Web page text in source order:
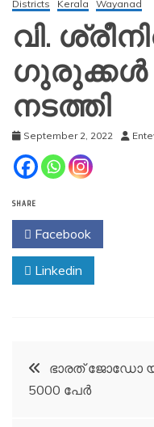
Districts Kerala Wayanad
വി.
നടത്തി
September 2, 2022
SHARE
Facebook
Linkedin
Post
navigation
ഭാരത് ജോഡോ
5000 പേർ